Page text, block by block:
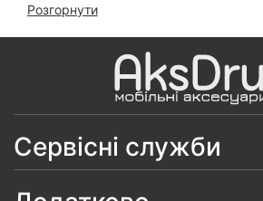
Чохол Armor Ring Case (Синій) на
Чохол Leather Book Case на
4G/ M32
Чохол Woven TPU на Samsung
Розгорнути
Сервісні служби